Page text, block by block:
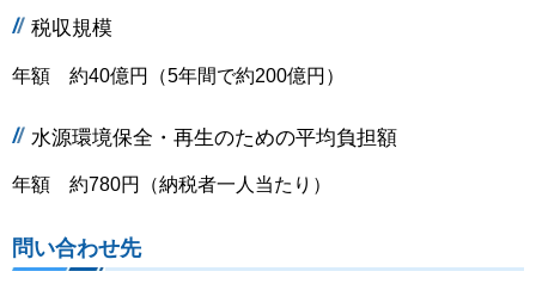
税収規模
年額 約40億円（5年間で約200億円）
水源環境保全・再生のための平均負担額
年額 約780円（納税者一人当たり）
問い合わせ先